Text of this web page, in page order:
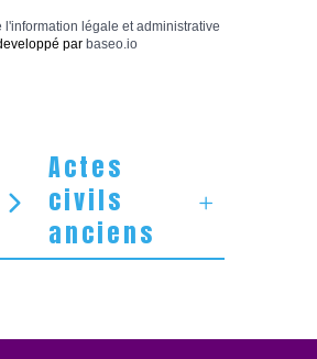
l'information légale et administrative
par baseo.io
Actes
civils
anciens